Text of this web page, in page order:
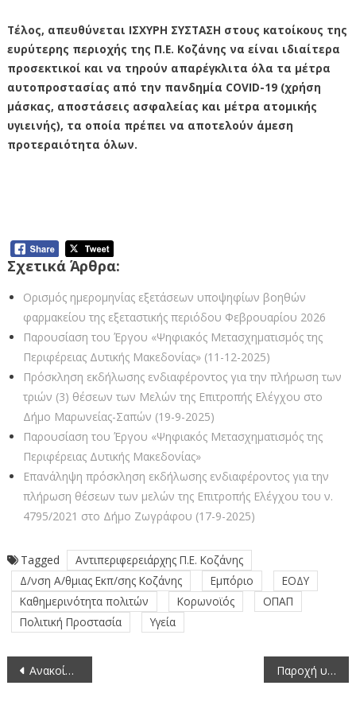
Τέλος, απευθύνεται ΙΣΧΥΡΗ ΣΥΣΤΑΣΗ στους κατοίκους της
ευρύτερης περιοχής της Π.Ε. Κοζάνης να είναι ιδιαίτερα
προσεκτικοί και να τηρούν απαρέγκλιτα όλα τα μέτρα
αυτοπροστασίας από την πανδημία COVID-19 (χρήση
μάσκας, αποστάσεις ασφαλείας και μέτρα ατομικής
υγιεινής), τα οποία πρέπει να αποτελούν άμεση
προτεραιότητα όλων.
Σχετικά Άρθρα:
Ορισμός ημερομηνίας εξετάσεων υποψηφίων βοηθών
φαρμακείου της εξεταστικής περιόδου Φεβρουαρίου 2026
Παρουσίαση του Έργου «Ψηφιακός Μετασχηματισμός της
Περιφέρειας Δυτικής Μακεδονίας» (11-12-2025)
Πρόσκληση εκδήλωσης ενδιαφέροντος για την πλήρωση των
τριών (3) θέσεων των Μελών της Επιτροπής Ελέγχου στο
Δήμο Μαρωνείας-Σαπών (19-9-2025)
Παρουσίαση του Έργου «Ψηφιακός Μετασχηματισμός της
Περιφέρειας Δυτικής Μακεδονίας»
Επανάληψη πρόσκληση εκδήλωσης ενδιαφέροντος για την
πλήρωση θέσεων των μελών της Επιτροπής Ελέγχου του ν.
4795/2021 στο Δήμο Ζωγράφου (17-9-2025)
Tagged
Αντιπεριφερειάρχης Π.Ε. Κοζάνης
Δ/νση Α/θμιας Εκπ/σης Κοζάνης
Εμπόριο
ΕΟΔΥ
Καθημερινότητα πολιτών
Κορωνοϊός
ΟΠΑΠ
Πολιτική Προστασία
Υγεία
Πλοήγηση
άρθρων
Ανακοίνωση κλήρωσης συγκρότησης Επιτροπής ΠΑΕ του έργου: «Αποκατάσταση εκτάκτων βλαβών χρονικής περιόδου 2018-2019 στο Επαρχιακό οδικό δίκτυο Περιφερειακής Ενότητας Κοζάνης» Παροχή υπηρεσιών ετήσιας ασφάλισης 36 επιβατικών οχημάτων και μηχανημάτων έργου αρμοδιότητας της Δ/νσης Τεχνικών έργων της Περιφερειακής Ενότητας Κοζάνης και Δ/νσης Διοίκησης